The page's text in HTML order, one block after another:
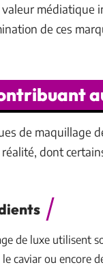
médiatique
de ces
de maquillage
dont
de luxe utilisent
le caviar ou encore